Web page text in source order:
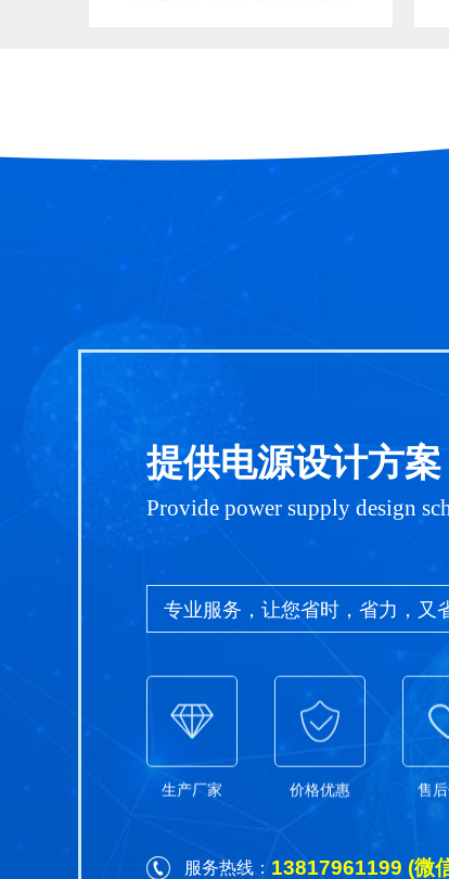
提供电源设计方案
Provide power supply design
专业服务，让您省时，省力，又
生产厂家 价格优惠 售
服务热线： 13817961199 (微